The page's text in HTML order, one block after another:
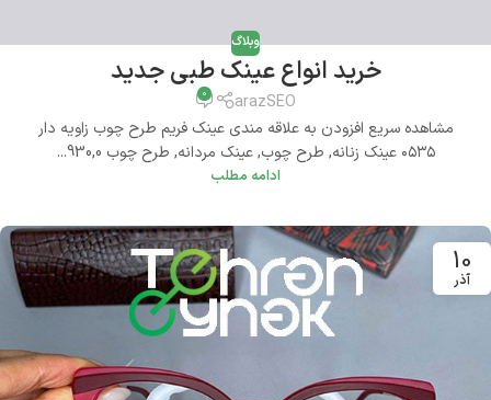
وبلاگ
خرید انواع عینک طبی جدید
arazSEO
0
مشاهده سریع افزودن به علاقه مندی عینک فریم طرح چوب زاویه دار
۰۵۳۵ عینک زنانه, طرح چوب, عینک مردانه, طرح چوب 930,0...
ادامه مطلب
10
آذر